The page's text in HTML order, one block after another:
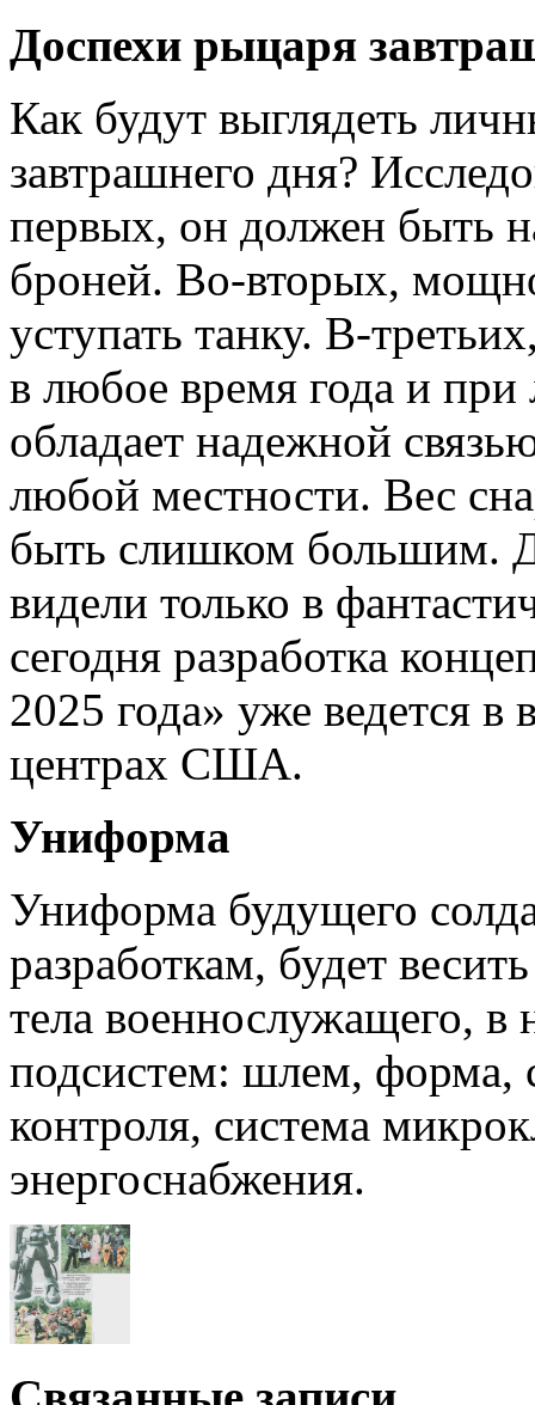
Доспехи рыцаря
Как будут выглядеть
завтрашнего дня?
первых, он должен быть
броней. Во-вторых,
уступать танку. В-
в любое время года и
обладает надежной
любой местности. Вес
быть слишком большим.
видели только в
сегодня разработка
2025 года» уже ведется в
центрах США.
Униформа
Униформа будущего
разработкам, будет
тела военнослужащего,
подсистем: шлем, форма,
контроля, система
энергоснабжения.